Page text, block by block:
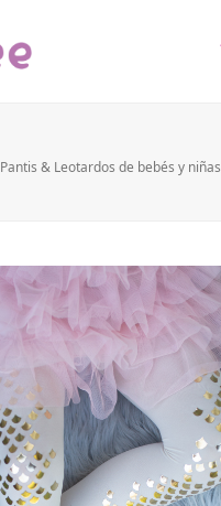
Pantis & Leotardos de bebés y niñas